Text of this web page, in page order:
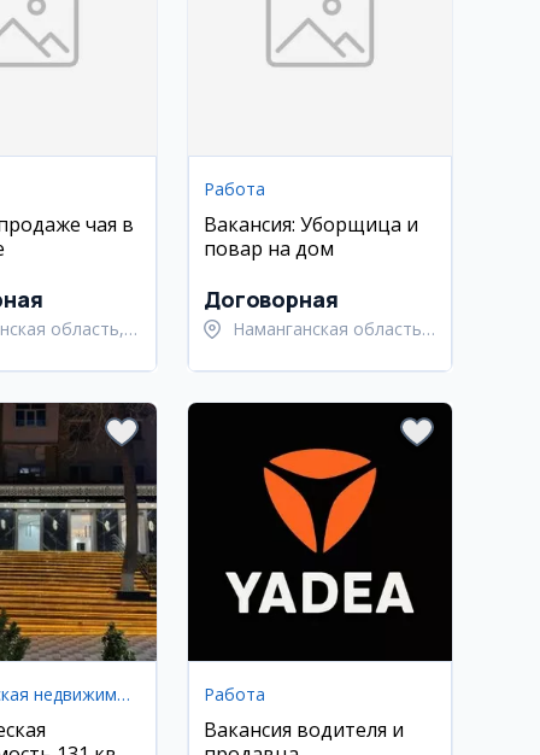
чая в
область,
Работа
Вакансия: Уборщица и
повар на дом
Договорная
Наманганская область,
Коммерческая недвижимость Работа
Вакансия водителя и